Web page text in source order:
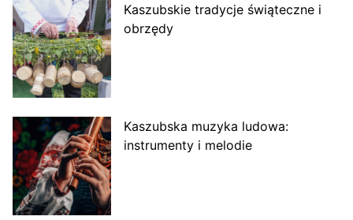
Kaszubskie tradycje świąteczne i
obrzędy
Kaszubska muzyka ludowa:
instrumenty i melodie